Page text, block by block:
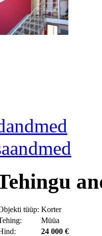
tüüp: Korter
Müüa
24 000 €